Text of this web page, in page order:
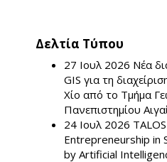
Δελτία Τύπου
27 Ιουλ 2026 Νέα
GIS για τη
Χίο από το Τμήμα
Πανεπιστημίου
24 Ιουλ 2026
Entrepreneurship in
by Artificial